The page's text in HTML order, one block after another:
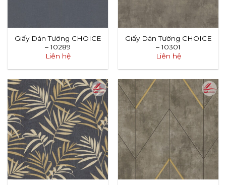
Giấy Dán Tường CHOICE
– 10289
Liên hệ
Giấy Dán Tường CHOICE
– 10301
Liên hệ